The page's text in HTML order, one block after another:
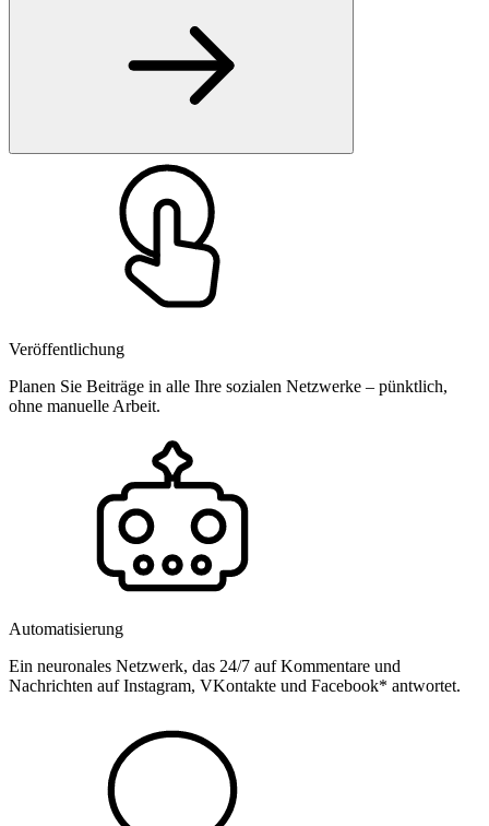
Veröffentlichung
Planen Sie Beiträge in alle Ihre sozialen Netzwerke – pünktlich,
ohne manuelle Arbeit.
Automatisierung
Ein neuronales Netzwerk, das 24/7 auf Kommentare und
Nachrichten auf Instagram, VKontakte und Facebook* antwortet.